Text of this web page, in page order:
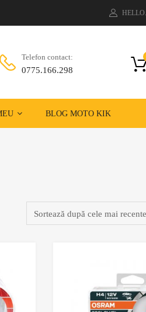
HELLO.
Telefon contact:
0775.166.298
BLOG MOTO KIK